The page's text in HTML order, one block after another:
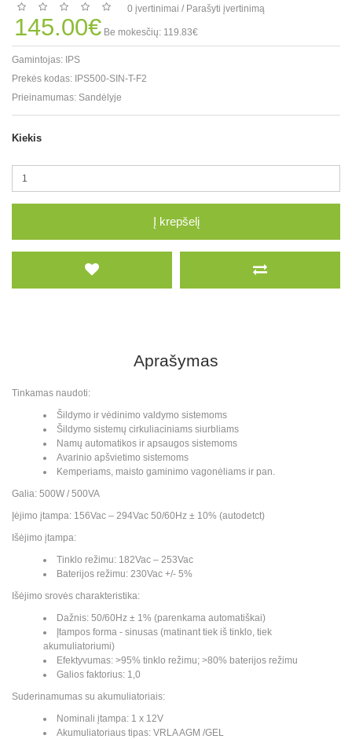
0 įvertinimai / Parašyti įvertinimą
145.00€ Be mokesčių: 119.83€
Gamintojas: IPS
Prekės kodas: IPS500-SIN-T-F2
Prieinamumas: Sandėlyje
Kiekis
Į krepšelį
Aprašymas
Tinkamas naudoti:
Šildymo ir vėdinimo valdymo sistemoms
Šildymo sistemų cirkuliaciniams siurbliams
Namų automatikos ir apsaugos sistemoms
Avarinio apšvietimo sistemoms
Kemperiams, maisto gaminimo vagonėliams ir pan.
Galia: 500W / 500VA
Įėjimo įtampa: 156Vac – 294Vac 50/60Hz ± 10% (autodetct)
Išėjimo įtampa:
Tinklo režimu: 182Vac – 253Vac
Baterijos režimu: 230Vac +/- 5%
Išėjimo srovės charakteristika:
Dažnis: 50/60Hz ± 1% (parenkama automatiškai)
Įtampos forma - sinusas (matinant tiek iš tinklo, tiek
akumuliatoriumi)
Efektyvumas: >95% tinklo režimu; >80% baterijos režimu
Galios faktorius: 1,0
Suderinamumas su akumuliatoriais:
Nominali įtampa: 1 x 12V
Akumuliatoriaus tipas: VRLA AGM /GEL